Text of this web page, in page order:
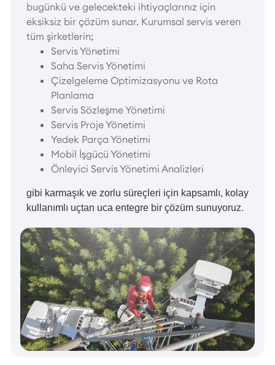
bugünkü ve gelecekteki ihtiyaçlarınız için
eksiksiz bir çözüm sunar. Kurumsal servis veren
tüm şirketlerin;
Servis Yönetimi
Saha Servis Yönetimi
Çizelgeleme Optimizasyonu ve Rota
Planlama
Servis Sözleşme Yönetimi
Servis Proje Yönetimi
Yedek Parça Yönetimi
Mobil İşgücü Yönetimi
Önleyici Servis Yönetimi Analizleri
gibi karmaşık ve zorlu süreçleri için kapsamlı, kolay
kullanımlı uçtan uca entegre bir çözüm sunuyoruz.